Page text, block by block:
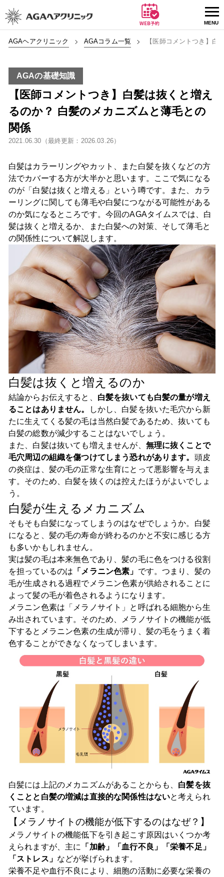
AGAヘアクリニック AGAコラム一覧 【医師コメントつき】白
AGAの基礎知識
【医師コメントつき】白髪は抜くと増え
るのか？ 白髪のメカニズムと薄毛との
関係
2021.06.30（最終更新：2026.03.26）
白髪はカラーリングやカット、また白髪を抜くなどの方
法でカバーする方が大半かと思います。ここで気になる
のが「白髪は抜くと増える」という噂です。また、カラ
ーリングに関しても薄毛や白髪につながる可能性がある
のか気になるところです。今回のAGAタイムスでは、白
髪は抜くと増えるか、また白髪への対策、そして薄毛と
の関係性について解説します。
白髪は抜くと増えるのか
結論からお伝えすると、 白髪を抜いても白髪の量が増え
ることはありません。
しかし、白髪を抜いた毛穴から新
たに生えてくる髪の毛は当然白髪であるため、抜いても
白髪の総数が減少することはないでしょう。
また、白髪は抜いても増えませんが、 無理に抜くことで
毛穴周辺の組織を傷つけてしまう恐れがあります。 頭皮
の炎症は、髪の毛の正常な生育にとって悪影響を与えま
す。そのため、白髪を抜くのは控えたほうがよいでしょ
う。
白髪が生えるメカニズム
そもそも白髪になってしまうのはなぜでしょうか。白髪
になると、髪の毛の寿命が終わるのかと不安に感じる方
も多いかもしれません。
実は髪の毛は本来無色であり、髪の毛に色をつける役割
を担っているのは 「メラニン色素」 です。つまり、髪の
毛が生成される過程でメラニン色素が供給されることに
よって髪の毛が着色されるようになります。
メラニン色素は「メラノサイト」と呼ばれる細胞から生
み出されています。そのため、メラノサイトの機能が低
下するとメラニン色素の生成が滞り、髪の毛をうまく着
色することができなくなってしまいます。
白髪には上記のメカニズムがあることからも、 白髪を抜
くことと白髪の増減は直接的な関係性はないと考えられ
ています。
【メラノサイトの機能が低下するのはなぜ？】
メラノサイトの機能低下を引き起こす原因はいくつか考
えられますが、主に
「加齢」「血行不良」「栄養不足」
「ストレス」 などが挙げられます。
栄養不足や血行不良により、細胞の活動に必要な栄養の